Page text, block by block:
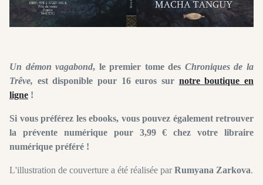
Un démon vagabond, le premier tome des Chroniques de la
Trêve, est disponible pour 16 euros sur notre boutique en
ligne !
Si vous préférez les ebooks, vous pouvez également retrouver
la prévente numérique pour 3,99 € chez votre libraire
numérique préféré !
L'illustration de couverture a été réalisée parRumyana Zarkova.